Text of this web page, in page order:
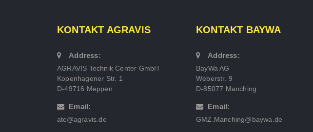
KONTAKT AGRAVIS
Address:
AGRAVIS Technik Center GmbH
Kopenhagener Str. 1
D-49716 Meppen
Email:
atc@agravis.de
KONTAKT BAYWA
Address:
BayWa AG
Weberstr. 9
D-85077 Manching
Email:
GMZ.Manching@baywa.de